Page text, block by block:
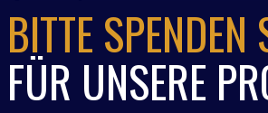
BITTE SPENDEN
FÜR UNSERE